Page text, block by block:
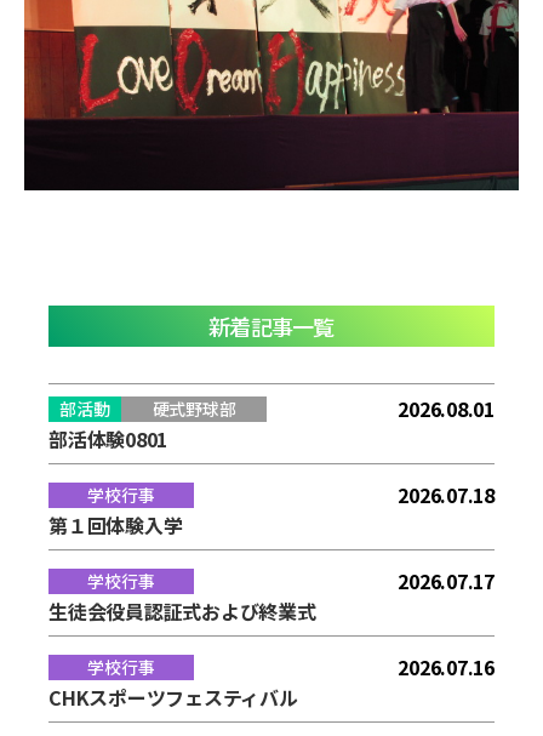
新着記事一覧
部活動 硬式野球部
2026.08.01
部活体験0801
学校行事
2026.07.18
第１回体験入学
学校行事
2026.07.17
生徒会役員認証式および終業式
学校行事
2026.07.16
CHKスポーツフェスティバル